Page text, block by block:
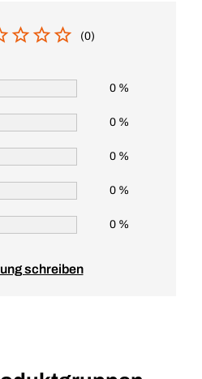
(0)
0 %
0 %
0 %
0 %
0 %
schreiben